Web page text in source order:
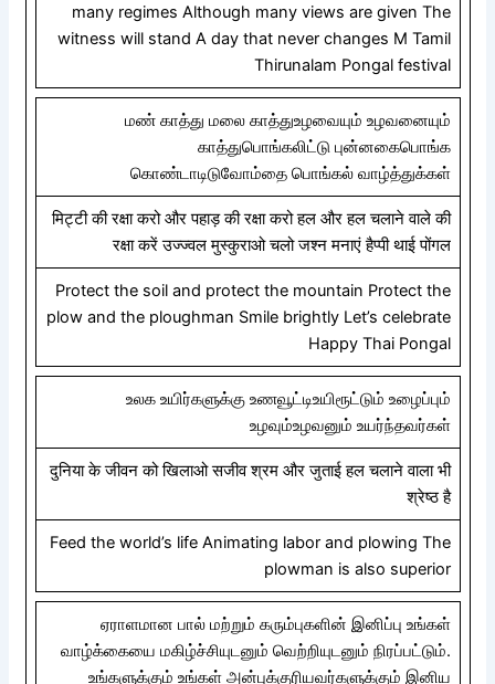
many regimes Although many views are given The
witness will stand A day that never changes M Tamil
Thirunalam Pongal festival
மண் காத்து மலை காத்துஉழவையும் உழவனையும்
காத்துபொங்கலிட்டு புன்னகைபொங்க
கொண்டாடிடுவோம்தை பொங்கல் வாழ்த்துக்கள்
मिट्टी की रक्षा करो और पहाड़ की रक्षा करो हल और हल चलाने वाले की
रक्षा करें उज्ज्वल मुस्कुराओ चलो जश्न मनाएं हैप्पी थाई पोंगल
Protect the soil and protect the mountain Protect the
plow and the ploughman Smile brightly Let’s celebrate
Happy Thai Pongal
உலக உயிர்களுக்கு உணவூட்டிஉயிரூட்டும் உழைப்பும்
உழவும்உழவனும் உயர்ந்தவர்கள்
दुनिया के जीवन को खिलाओ सजीव श्रम और जुताई हल चलाने वाला भी
श्रेष्ठ है
Feed the world’s life Animating labor and plowing The
plowman is also superior
ஏராளமான பால் மற்றும் கரும்புகளின் இனிப்பு உங்கள்
வாழ்க்கையை மகிழ்ச்சியுடனும் வெற்றியுடனும் நிரப்பட்டும்.
உங்களுக்கும் உங்கள் அன்புக்குரியவர்களுக்கும் இனிய